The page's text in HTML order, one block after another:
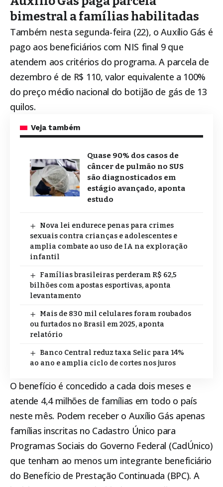
bimestral a famílias habilitadas
Também nesta segunda-feira (22), o Auxílio Gás é
pago aos beneficiários com NIS final 9 que
atendem aos critérios do programa. A parcela de
dezembro é de R$ 110, valor equivalente a 100%
do preço médio nacional do botijão de gás de 13
quilos.
Veja também
Quase 90% dos casos de
câncer de pulmão no SUS
são diagnosticados em
estágio avançado, aponta
estudo
Nova lei endurece penas para crimes
sexuais contra crianças e adolescentes e
amplia combate ao uso de IA na exploração
infantil
Famílias brasileiras perderam R$ 62,5
bilhões com apostas esportivas, aponta
levantamento
Mais de 830 mil celulares foram roubados
ou furtados no Brasil em 2025, aponta
relatório
Banco Central reduz taxa Selic para 14%
ao ano e amplia ciclo de cortes nos juros
O benefício é concedido a cada dois meses e
atende 4,4 milhões de famílias em todo o país
neste mês. Podem receber o Auxílio Gás apenas
famílias inscritas no Cadastro Único para
Programas Sociais do Governo Federal (CadÚnico)
que tenham ao menos um integrante beneficiário
do Benefício de Prestação Continuada (BPC). A